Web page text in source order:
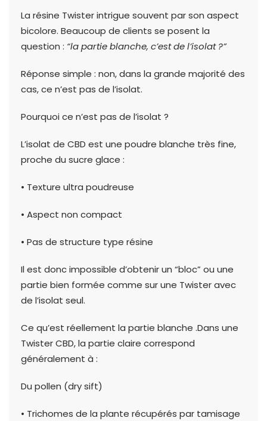
La résine Twister intrigue souvent par son aspect
bicolore. Beaucoup de clients se posent la
question : “la partie blanche, c’est de l’isolat ?”
Réponse simple : non, dans la grande majorité des
cas, ce n’est pas de l’isolat.
Pourquoi ce n’est pas de l’isolat ?
L’isolat de CBD est une poudre blanche très fine,
proche du sucre glace :
• Texture ultra poudreuse
• Aspect non compact
• Pas de structure type résine
Il est donc impossible d’obtenir un “bloc” ou une
partie bien formée comme sur une Twister avec
de l’isolat seul.
Ce qu’est réellement la partie blanche .Dans une
Twister CBD, la partie claire correspond
généralement à :
Du pollen (dry sift)
• Trichomes de la plante récupérés par tamisage